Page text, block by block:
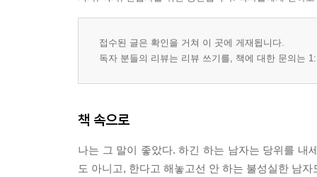
접수된 글은 확인을 거쳐 이 곳에 게재됩니다.
독자 분들의 리뷰는 리뷰 쓰기를, 책에 대한 문의는
책 속으로
나는 그 말이 좋았다. 하긴 하는 남자는 당위를 내
도 아니고, 한다고 해놓고선 안 하는 불성실한 남